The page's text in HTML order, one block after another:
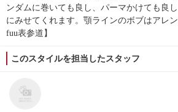
ンダムに巻いても良し、パーマかけても良
にみせてくれます。顎ラインのボブはアレ
fuu表参道】
このスタイルを担当したスタッフ